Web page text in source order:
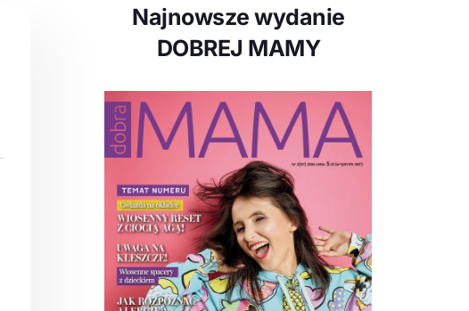
Najnowsze wydanie
DOBREJ MAMY